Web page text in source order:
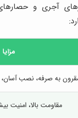
آجری و
مزایا
به صرفه، نصب آسان،
مقاومت بالا، امنیت